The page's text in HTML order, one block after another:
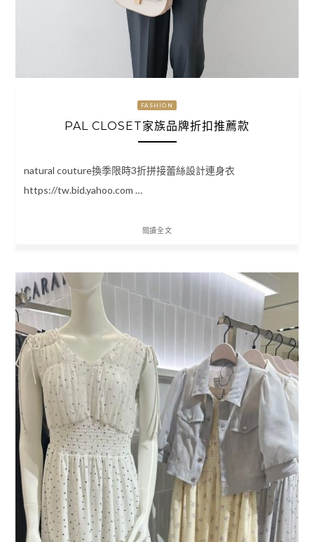
FASHION
PAL CLOSET家族品牌折扣推薦款
natural couture換季限時3折拼接蕾絲設計連身衣
https://tw.bid.yahoo.com …
閱讀全文